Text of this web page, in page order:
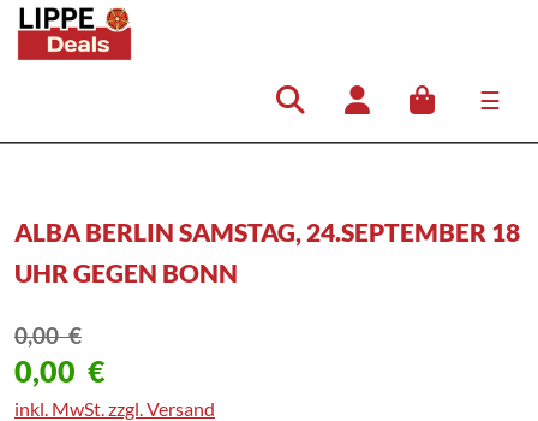
☰
Hauptnavigation
ALBA BERLIN SAMSTAG, 24.SEPTEMBER 18
UHR GEGEN BONN
0,00€
0,00 €
inkl. MwSt. zzgl. Versand